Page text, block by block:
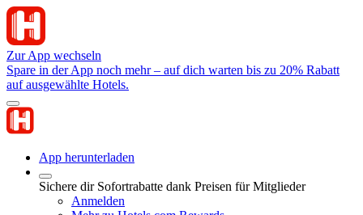
Zur App wechseln
Spare in der App noch mehr – auf dich warten bis zu 20% Rabatt
auf ausgewählte Hotels.
App herunterladen
Sichere dir Sofortrabatte dank Preisen für Mitglieder
Anmelden